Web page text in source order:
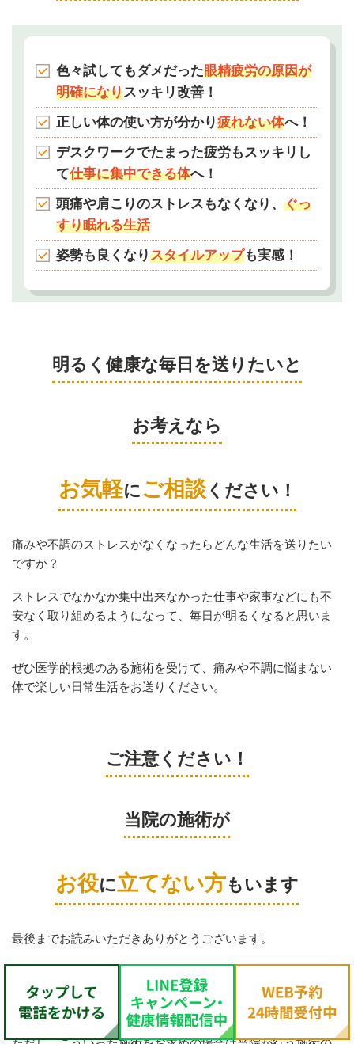
色々試してもダメだった眼精疲労の原因が
明確になりスッキリ改善！
正しい体の使い方が分かり疲れない体へ！
デスクワークでたまった疲労もスッキリし
て仕事に集中できる体へ！
頭痛や肩こりのストレスもなくなり、 ぐっ
すり眠れる生活
姿勢も良くなりスタイルアップも実感！
明るく健康な毎日を送りたいと
お考えなら
お気軽にご相談ください！
痛みや不調のストレスがなくなったらどんな生活を送りたい
ですか？
ストレスでなかなか集中出来なかった仕事や家事などにも不
安なく取り組めるようになって、毎日が明るくなると思いま
す。
ぜひ医学的根拠のある施術を受けて、痛みや不調に悩まない
体で楽しい日常生活をお送りください。
ご注意ください！
当院の施術が
お役に立てない方もいます
最後までお読みいただきありがとうございます。
この信念をもとに当院に関わる患者様の健康で笑顔になる毎
日を作っていく事に、日夜全力を尽くしております。